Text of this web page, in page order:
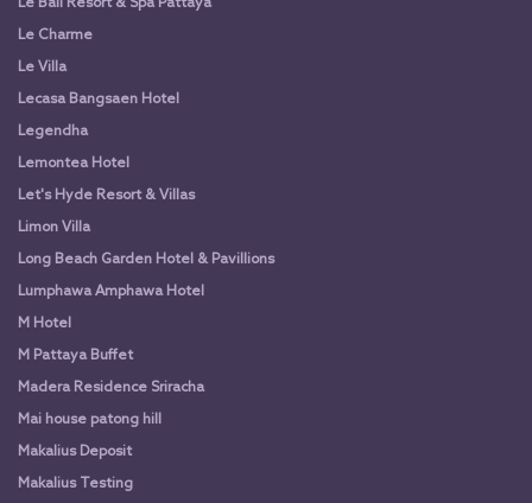
Le Bali Resort & Spa Pattaya
Le Charme
Le Villa
Lecasa Bangsaen Hotel
Legendha
Lemontea Hotel
Let's Hyde Resort & Villas
Limon Villa
Long Beach Garden Hotel & Pavillions
Lumphawa Amphawa Hotel
M Hotel
M Pattaya Buffet
Madera Residence Sriracha
Mai house patong hill
Makalius Deposit
Makalius Testing